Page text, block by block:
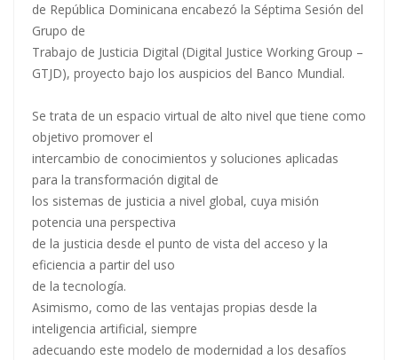
de República Dominicana encabezó la Séptima Sesión del
Grupo de
Trabajo de Justicia Digital (Digital Justice Working Group –
GTJD), proyecto bajo los auspicios del Banco Mundial.
Se trata de un espacio virtual de alto nivel que tiene como
objetivo promover el
intercambio de conocimientos y soluciones aplicadas
para la transformación digital de
los sistemas de justicia a nivel global, cuya misión
potencia una perspectiva
de la justicia desde el punto de vista del acceso y la
eficiencia a partir del uso
de la tecnología.
Asimismo, como de las ventajas propias desde la
inteligencia artificial, siempre
adecuando este modelo de modernidad a los desafíos